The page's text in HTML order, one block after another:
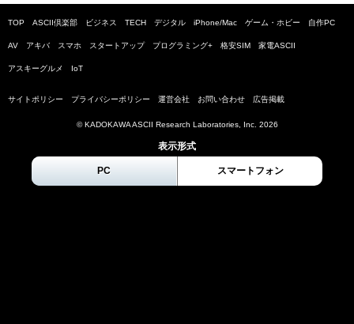
TOP ASCII倶楽部 ビジネス TECH デジタル iPhone/Mac ゲーム・ホビー 自作PC
AV アキバ スマホ スタートアップ プログラミング+ 格安SIM 家電ASCII
アスキーグルメ IoT
サイトポリシー プライバシーポリシー 運営会社 お問い合わせ 広告掲載
© KADOKAWA ASCII Research Laboratories, Inc. 2026
表示形式
PC スマートフォン